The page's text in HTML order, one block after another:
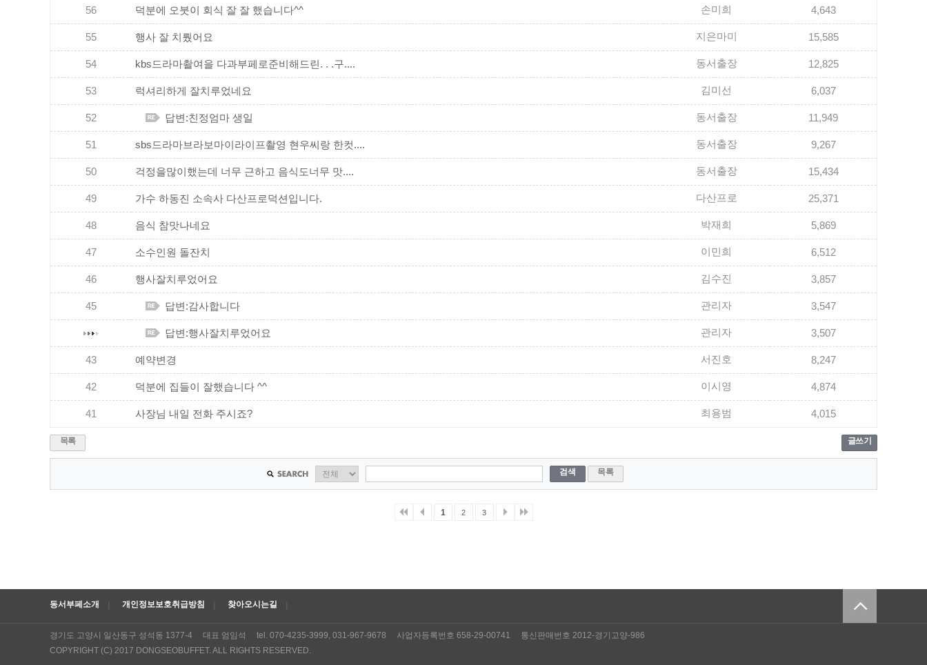
56 덕분에 오붓이 회식 잘 잘 했습니다^^ 손미희 4,643
55 행사 잘 치뤘어요 지은마미 15,585
54 kbs드라마촬여을 다과부페로준비해드린. . .구.... 동서출장 12,825
53 럭셔리하게 잘치루었네요 김미선 6,037
52 답변:친정엄마 생일 동서출장 11,949
51 sbs드라마브라보마이라이프촬영 현우씨랑 한컷.... 동서출장 9,267
50 걱정을많이했는데 너무 근하고 음식도너무 맛.... 동서출장 15,434
49 가수 하동진 소속사 다산프로덕션입니다. 다산프로 25,371
48 음식 참맛나네요 박재희 5,869
47 소수인원 돌잔치 이민희 6,512
46 행사잘치루었어요 김수진 3,857
45 답변:감사합니다 관리자 3,547
답변:행사잘치루었어요 관리자 3,507
43 예약변경 서진호 8,247
42 덕분에 집들이 잘했습니다 ^^ 이시영 4,874
41 사장님 내일 전화 주시죠? 최용범 4,015
목록 글쓰기
검색 목록
1 2 3
동서부페소개 개인정보보호취급방침 찾아오시는길
경기도 고양시 일산동구 성석동 1377-4 대표 엄임석 tel. 070-4235-3999, 031-967-9678 사업자등록번호 658-29-00741 통신판매번호 2012-경기고양-986
COPYRIGHT (C) 2017 DONGSEOBUFFET. ALL RIGHTS RESERVED.